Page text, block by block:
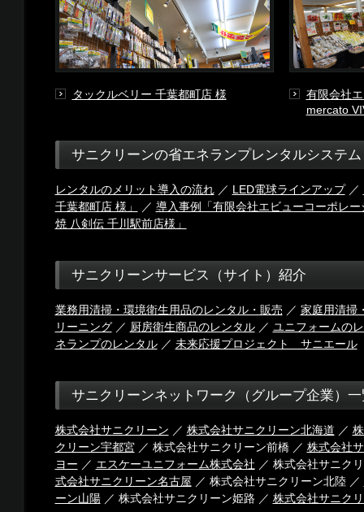
タックルベリー 千葉都町店 様
有限会社
mercato
サニクリーンの省エネランプレンタルシステム
レンタルのメリット導入の流れ／ LED電球ラインアップ／
千葉都町店 様」
／ 導入事例「有限会社エビューコーポレ
焼 八剣伝 千川駅前店様」
サニクリーンサービス（サイト）紹介
業務用清掃・環境衛生用品のレンタル・販売 ／ 家庭用清掃
リーニング／ 厨房衛生商品のレンタル／ ユニフォームの
ネランプのレンタル／ 未来応援プロジェクト サニエール
サニクリーンネットワーク（グループ企業）一
株式会社サニクリーン ／ 株式会社サニクリーン北海道 ／
クリーン宇都宮／ 株式会社サニクリーン前橋 ／ 株式会社
ヨー ／ エスケーユニフォーム株式会社 ／ 株式会社サニク
式会社サニクリーン名古屋 ／ 株式会社サニクリーン北陸 ／
ーン山陽／ 株式会社サニクリーン姫路 ／ 株式会社サニク